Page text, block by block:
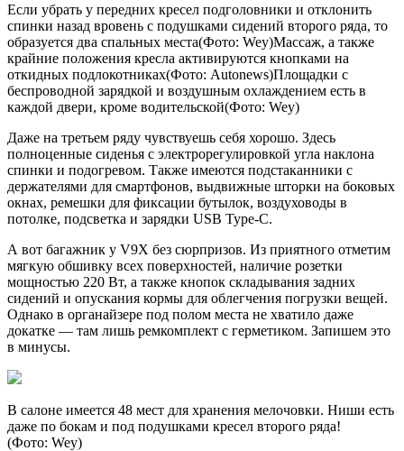
Если убрать у передних кресел подголовники и отклонить
спинки назад вровень с подушками сидений второго ряда, то
образуется два спальных места(Фото: Wey)Массаж, а также
крайние положения кресла активируются кнопками на
откидных подлокотниках(Фото: Autonews)Площадки с
беспроводной зарядкой и воздушным охлаждением есть в
каждой двери, кроме водительской(Фото: Wey)
Даже на третьем ряду чувствуешь себя хорошо. Здесь
полноценные сиденья с электрорегулировкой угла наклона
спинки и подогревом. Также имеются подстаканники с
держателями для смартфонов, выдвижные шторки на боковых
окнах, ремешки для фиксации бутылок, воздуховоды в
потолке, подсветка и зарядки USB Type-C.
А вот багажник у V9X без сюрпризов. Из приятного отметим
мягкую обшивку всех поверхностей, наличие розетки
мощностью 220 Вт, а также кнопок складывания задних
сидений и опускания кормы для облегчения погрузки вещей.
Однако в органайзере под полом места не хватило даже
докатке — там лишь ремкомплект с герметиком. Запишем это
в минусы.
В салоне имеется 48 мест для хранения мелочовки. Ниши есть
даже по бокам и под подушками кресел второго ряда!
(Фото: Wey)